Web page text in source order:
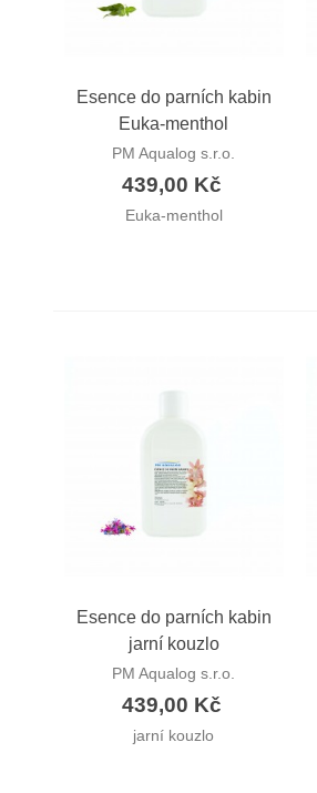
Rychlý náhled
Esence do parních kabin
Euka-menthol
PM Aqualog s.r.o.
439,00 Kč
Euka-menthol
Rychlý náhled
Esence do parních kabin
jarní kouzlo
PM Aqualog s.r.o.
439,00 Kč
jarní kouzlo